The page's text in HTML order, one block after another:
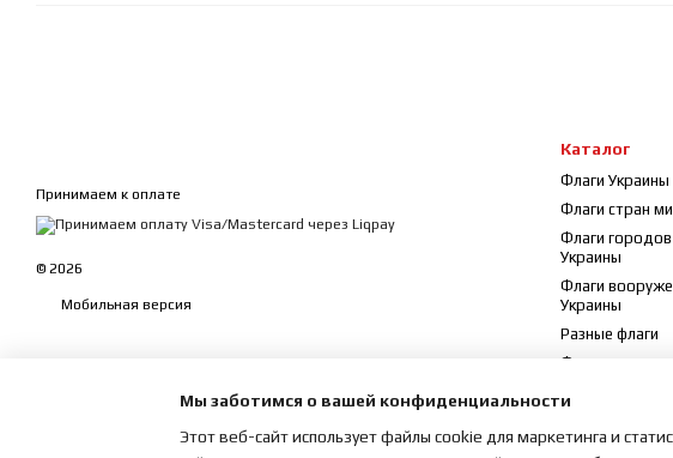
Принимаем к оплате
© 2026
Мобильная версия
Каталог
Флаги Украины
Флаги стран
Флаги городов
Украины
Флаги
Украины
Разные флаги
Флажки
Мы заботимся о вашей конфиденциальности
Этот веб-сайт использует файлы cookie для маркетинга и